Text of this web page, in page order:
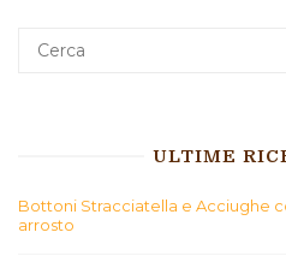
ULTIME
Bottoni Stracciatella e Acciughe
arrosto